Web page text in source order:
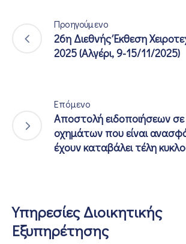
Προηγούμενο
26η Διεθνής Έκθεση
2025 (Αλγέρι, 9-15/11/2025)
Επόμενο
Αποστολή ειδοποιήσεων σε
οχημάτων που είναι
έχουν καταβάλει τέλη
Υπηρεσίες Διοικητικής
Εξυπηρέτησης